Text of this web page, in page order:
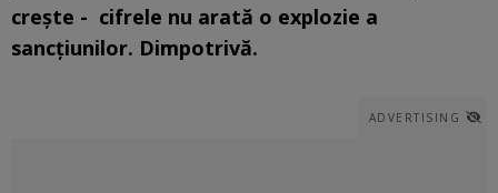
crește - cifrele nu arată o explozie a
sancțiunilor. Dimpotrivă.
ADVERTISING